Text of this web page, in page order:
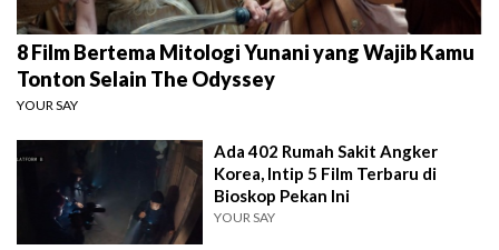
8 Film Bertema Mitologi Yunani yang Wajib Kamu
Tonton Selain The Odyssey
YOUR SAY
Ada 402 Rumah Sakit Angker
Korea, Intip 5 Film Terbaru di
Bioskop Pekan Ini
YOUR SAY